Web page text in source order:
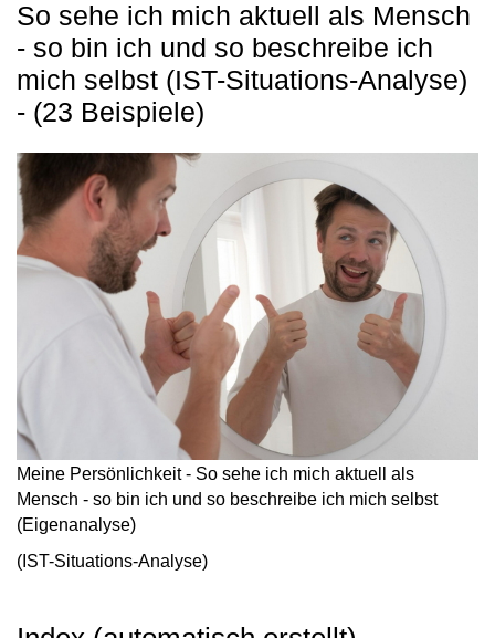
So sehe ich mich aktuell als Mensch
- so bin ich und so beschreibe ich
mich selbst (IST-Situations-Analyse)
- (23 Beispiele)
Meine Persönlichkeit - So sehe ich mich aktuell als
Mensch - so bin ich und so beschreibe ich mich selbst
(Eigenanalyse)
(IST-Situations-Analyse)